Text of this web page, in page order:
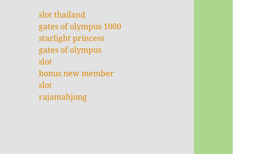
slot thailand
gates of olympus 1000
starlight princess
gates of olympus
slot
bonus new member
slot
rajamahjong